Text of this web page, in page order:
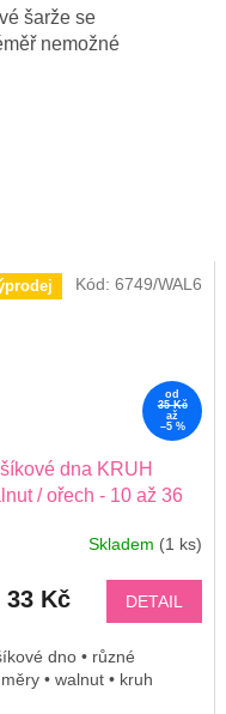
šarže se
nemožné
od
35 Kč
až
–5 %
dna KRUH
/ ořech - 10 až 36
Skladem (1 ks)
33 Kč DETAIL
dno • různé
• walnut • kruh
Kód:6749/WAL6